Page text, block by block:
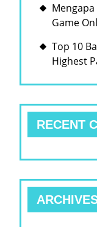
Game
Top 10
Highest
RECENT